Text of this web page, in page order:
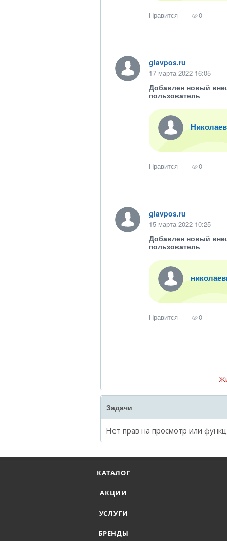
Нравится 0
glavpos.ru
17 марта 2022 16:05
Добавлен новый
пользователь
Нравится 0
glavpos.ru
15 марта 2022 10:25
Добавлен новый
пользователь
Нравится 0
Задачи
Нет прав на просмотр или
КАТАЛОГ
АКЦИИ
УСЛУГИ
БРЕНДЫ